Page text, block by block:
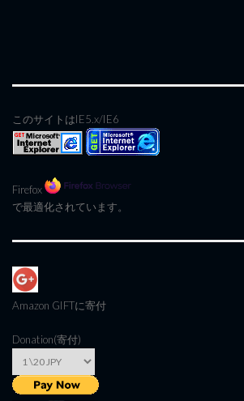
このサイトはIE5.x/IE6
Firefox
で最適化されています。
Amazon GIFTに寄付
Donation(寄付)